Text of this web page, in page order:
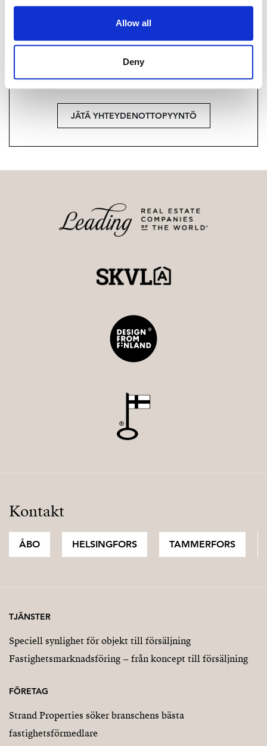
Allow all
Deny
Haluatko lisätietoja?
JÄTÄ YHTEYDENOTTOPYYNTÖ
Kontakt
ÅBO HELSINGFORS TAMMERFORS
TJÄNSTER
Speciell synlighet för objekt till försäljning
Fastighetsmarknadsföring – från koncept till försäljning
FÖRETAG
Strand Properties söker branschens bästa
fastighetsförmedlare